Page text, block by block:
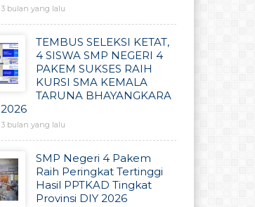
3 bulan yang lalu
TEMBUS SELEKSI KETAT,
4 SISWA SMP NEGERI 4
PAKEM SUKSES RAIH
KURSI SMA KEMALA
TARUNA BHAYANGKARA
2026
3 bulan yang lalu
SMP Negeri 4 Pakem
Raih Peringkat Tertinggi
Hasil PPTKAD Tingkat
Provinsi DIY 2026